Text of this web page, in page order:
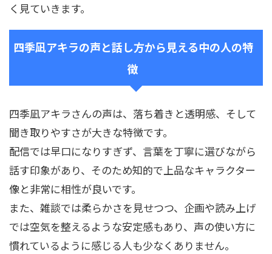
く見ていきます。
四季凪アキラの声と話し方から見える中の人の特
徴
四季凪アキラさんの声は、落ち着きと透明感、そして
聞き取りやすさが大きな特徴です。
配信では早口になりすぎず、言葉を丁寧に選びながら
話す印象があり、そのため知的で上品なキャラクター
像と非常に相性が良いです。
また、雑談では柔らかさを見せつつ、企画や読み上げ
では空気を整えるような安定感もあり、声の使い方に
慣れているように感じる人も少なくありません。